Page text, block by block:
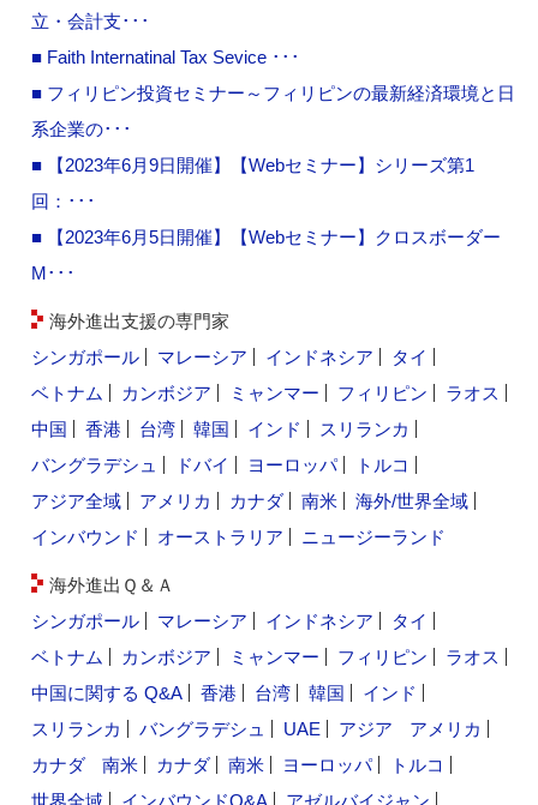
立・会計支･･･
■ Faith Internatinal Tax Sevice ･･･
■ フィリピン投資セミナー～フィリピンの最新経済環境と日
系企業の･･･
■ 【2023年6月9日開催】【Webセミナー】シリーズ第1
回：･･･
■ 【2023年6月5日開催】【Webセミナー】クロスボーダー
M･･･
海外進出支援の専門家
シンガポール
マレーシア インドネシア
タイ
ベトナム
カンボジア ミャンマー フィリピン
ラオス
中国
香港 台湾 韓国 インド
スリランカ
バングラデシュ
ドバイ ヨーロッパ
トルコ
アジア全域
アメリカ カナダ 南米
海外/世界全域
インバウンド
オーストラリア ニュージーランド
海外進出Ｑ＆Ａ
シンガポール
マレーシア インドネシア
タイ
ベトナム
カンボジア ミャンマー フィリピン
ラオス
中国に関する Q&A
香港 台湾 韓国
インド
スリランカ
バングラデシュ UAE アジア
アメリカ
カナダ
南米 カナダ 南米 ヨーロッパ
トルコ